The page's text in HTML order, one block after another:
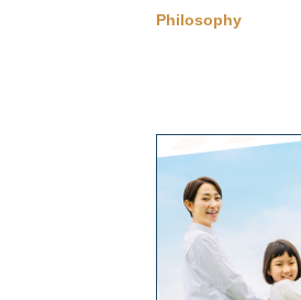
Philosophy